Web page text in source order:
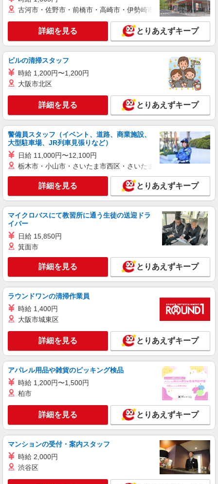
古河市・佐野市・前橋市・高崎市・伊勢崎市・太田市・館林市
詳細を見る とりあえずキープ
ビルの清掃スタッフ
時給 1,200円〜1,200円
大阪市北区
詳細を見る とりあえずキープ
警備員スタッフ（イベント、道路、商業施設、
大型駐車場、JR列車見張りなど）
日給 11,000円〜12,100円
栃木市・小山市・さいたま市西区・さいたま市岩槻区・久喜市・
詳細を見る とりあえずキープ
マイクロバスにて教習所に通う生徒の送迎ドラ
イバー
日給 15,850円
箕面市
詳細を見る とりあえずキープ
ラウンドワンの清掃作業員
時給 1,400円
大阪市城東区
詳細を見る とりあえずキープ
アパレル用品や雑貨のピッキング検品
時給 1,200円〜1,500円
柏市
詳細を見る とりあえずキープ
マンションの受付・案内スタッフ
時給 2,000円
渋谷区